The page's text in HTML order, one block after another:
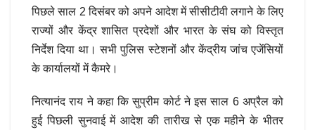
पिछले साल 2 दिसंबर को अपने आदेश में सीसीटीवी लगाने के लिए
राज्यों और केंद्र शासित प्रदेशों और भारत के संघ को विस्तृत
निर्देश दिया था। सभी पुलिस स्टेशनों और केंद्रीय जांच एजेंसियों
के कार्यालयों में कैमरे।
नित्यानंद राय ने कहा कि सुप्रीम कोर्ट ने इस साल 6 अप्रैल को
हुई पिछली सुनवाई में आदेश की तारीख से एक महीने के भीतर